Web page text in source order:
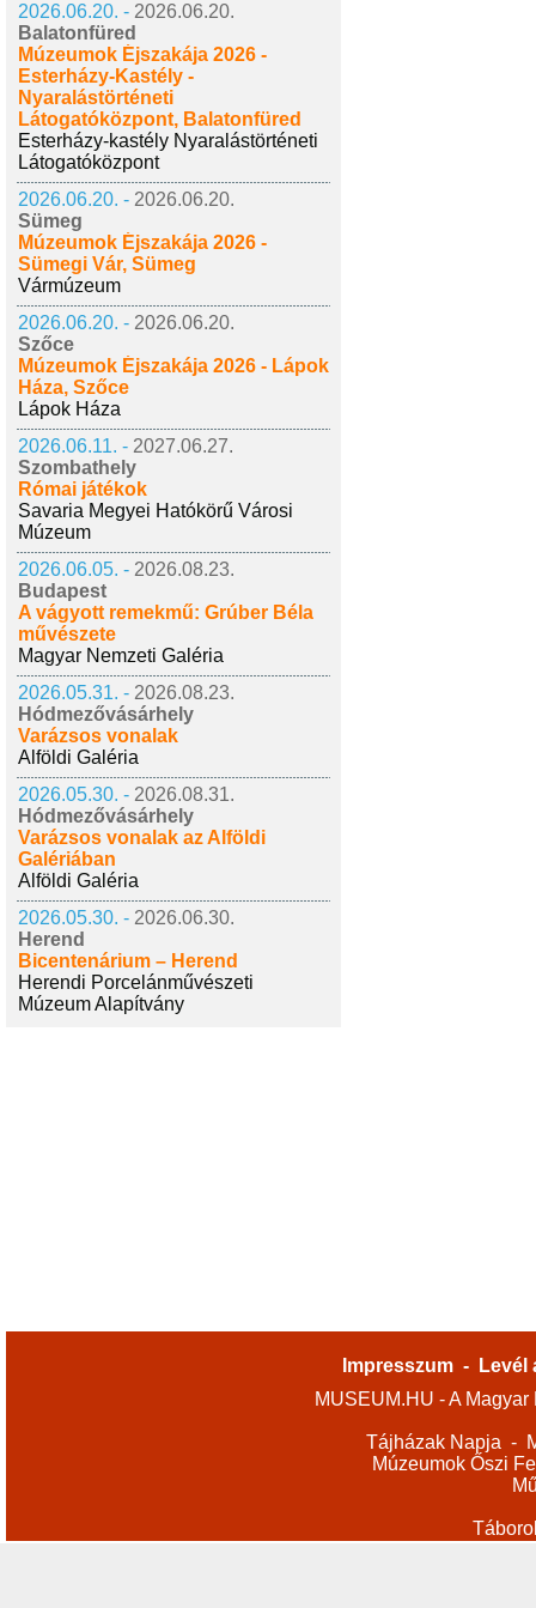
2026.06.20. - 2026.06.20.
Balatonfüred
Múzeumok Éjszakája 2026 -
Esterházy-Kastély -
Nyaralástörténeti
Látogatóközpont, Balatonfüred
Esterházy-kastély Nyaralástörténeti
Látogatóközpont
2026.06.20. - 2026.06.20.
Sümeg
Múzeumok Éjszakája 2026 -
Sümegi Vár, Sümeg
Vármúzeum
2026.06.20. - 2026.06.20.
Szőce
Múzeumok Éjszakája 2026 - Lápok
Háza, Szőce
Lápok Háza
2026.06.11. - 2027.06.27.
Szombathely
Római játékok
Savaria Megyei Hatókörű Városi
Múzeum
2026.06.05. - 2026.08.23.
Budapest
A vágyott remekmű: Grúber Béla
művészete
Magyar Nemzeti Galéria
2026.05.31. - 2026.08.23.
Hódmezővásárhely
Varázsos vonalak
Alföldi Galéria
2026.05.30. - 2026.08.31.
Hódmezővásárhely
Varázsos vonalak az Alföldi
Galériában
Alföldi Galéria
2026.05.30. - 2026.06.30.
Herend
Bicentenárium – Herend
Herendi Porcelánművészeti
Múzeum Alapítvány
Impresszum -
Levél
MUSEUM.HU - A
Tájházak Napja -
Múzeumok Őszi